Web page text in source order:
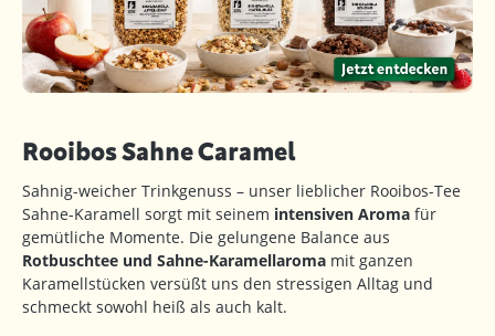
Rooibos Sahne Caramel
Sahnig-weicher Trinkgenuss – unser lieblicher Rooibos-Tee
Sahne-Karamell sorgt mit seinem intensiven Aroma für
gemütliche Momente. Die gelungene Balance aus
Rotbuschtee und Sahne-Karamellaroma mit ganzen
Karamellstücken versüßt uns den stressigen Alltag und
schmeckt sowohl heiß als auch kalt.